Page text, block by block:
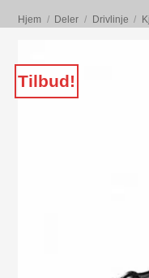
Hjem / Deler / Drivlinje /
Tilbud!